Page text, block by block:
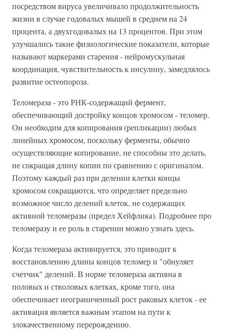
посредством вируса увеличивало продолжительность
жизни в случае годовалых мышей в среднем на 24
процента, а двухгодовалых на 13 процентов. При этом
улучшались такие физиологические показатели, которые
называют маркерами старения - нейромускульная
координация, чувствительность к инсулину, замедлялось
развитие остеопороза.
Теломераза - это РНК-содержащий фермент,
обеспечивающий достройку концов хромосом - теломер.
Он необходим для копирования (репликации) любых
линейных хромосом, поскольку ферменты, обычно
осуществляющие копирование, не способны это делать,
не сокращая длину копии по сравнению с оригиналом.
Поэтому каждый раз при делении клетки концы
хромосом сокращаются, что определяет предельно
возможное число делений клеток, не содержащих
активной теломеразы (предел Хейфлика). Подробнее про
теломеразу и ее роль в старении можно узнать здесь.
Когда теломераза активируется, это приводит к
восстановлению длины концов теломер и "обнуляет
счетчик" делений. В норме теломераза активна в
половых и стволовых клетках, кроме того, она
обеспечивает неограниченный рост раковых клеток - ее
активация является важным этапом на пути к
злокачественному перерождению.